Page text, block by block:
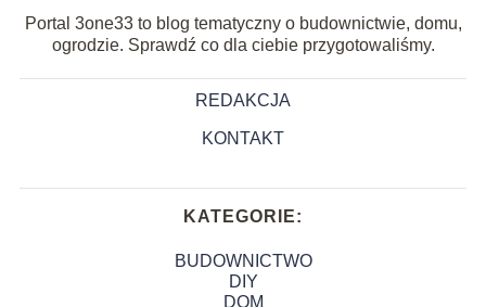
Portal 3one33 to blog tematyczny o budownictwie, domu,
ogrodzie. Sprawdź co dla ciebie przygotowaliśmy.
REDAKCJA
KONTAKT
KATEGORIE:
BUDOWNICTWO
DIY
DOM